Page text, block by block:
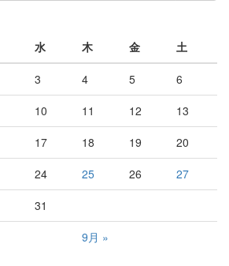
水 木 金 土
9月 »
3 4 5
6
10 11 12
13
17 18 19
20
24 25 26
27
31